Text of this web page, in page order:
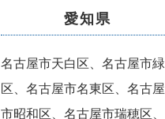
愛知県
名古屋市天白区、名古屋市緑
区、名古屋市名東区、名古屋
市昭和区、名古屋市瑞穂区、